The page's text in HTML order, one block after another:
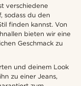
verschiedene
sodass du den
finden kannst. Von
bieten wir eine
Geschmack zu
und deinem Look
zu einer Jeans,